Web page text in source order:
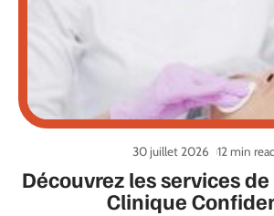
Découvrez les services
Clinique
30 juillet 2026 12 min